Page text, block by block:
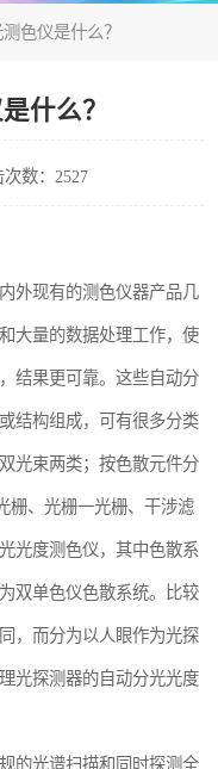
色仪是什么？
什么？
次数：2527
外现有的测色仪器产品几
大量的数据处理工作，使
结果更可靠。这些自动分
结构组成，可有很多分类
光束两类；按色散元件分
栅、光栅一光栅、干涉滤
光度测色仪，其中色散系
双单色仪色散系统。比较
，而分为以人眼作为光探
光探测器的自动分光光度
的光谱扫描和同时探测全